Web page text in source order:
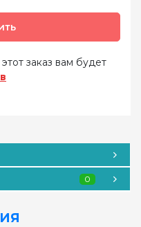
этот заказ вам будет
0